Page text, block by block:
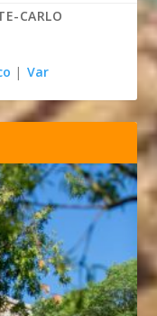
CARLO
| Var